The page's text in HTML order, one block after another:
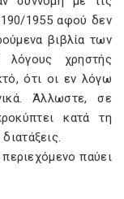
1955 αφού δεν
βιβλία των
λόγους χρηστής
ότι οι εν λόγω
Άλλωστε, σε
κατά τη
παύει